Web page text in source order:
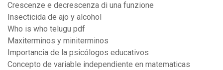
Crescenze e decrescenza di una funzione
Insecticida de ajo y alcohol
Who is who telugu pdf
Maxiterminos y miniterminos
Importancia de la psicólogos educativos
Concepto de variable independiente en matematicas